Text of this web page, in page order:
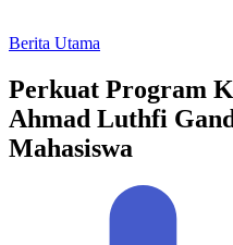
Berita Utama
Perkuat Program
Ahmad Luthfi
Mahasiswa